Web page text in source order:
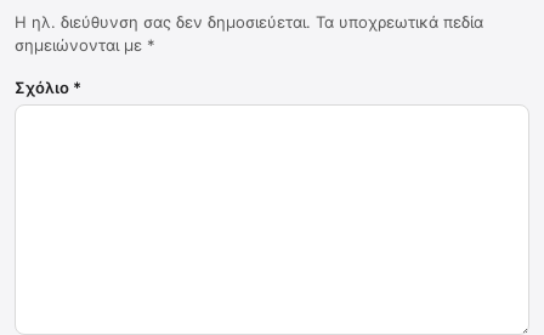
Η ηλ. διεύθυνση σας δεν δημοσιεύεται. Τα υποχρεωτικά πεδία
σημειώνονται με *
Σχόλιο *